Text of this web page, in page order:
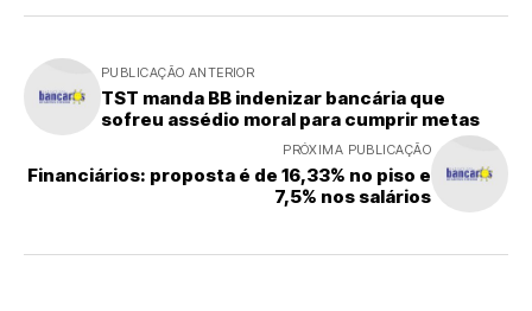
PUBLICAÇÃO ANTERIOR
TST manda BB indenizar bancária que
sofreu assédio moral para cumprir metas
PRÓXIMA PUBLICAÇÃO
Financiários: proposta é de 16,33% no piso e
7,5% nos salários